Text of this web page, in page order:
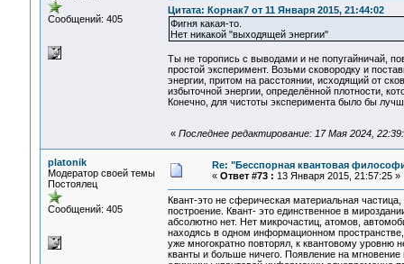
Сообщений: 405
Цитата: Корнак7 от 11 Января 2015, 21:44:02
Фигня какая-то.
Нет никакой "выходящей энергии"
Ты не торопись с выводами и не попугайничай,
простой эксперимент. Возьми сковородку и
энергии, притом на расстоянии, исходящий от
избыточной энергии, определённой плотности,
Конечно, для чистоты эксперимента было бы
« Последнее редактирование: 17 Мая 2024,
platonik
Модератор своей темы
Постоялец
Сообщений: 405
Re: "Бесспорная квантовая
« Ответ #73 : 13 Января 2015, 21:57:25 »
Квант-это не сферическая материальная
построение. Квант- это единственное в
абсолютно нет. Нет микрочастиц, атомов,
находясь в одном информационном
уже многократно повторял, к квантовому уровню
кванты и больше ничего. Появление на